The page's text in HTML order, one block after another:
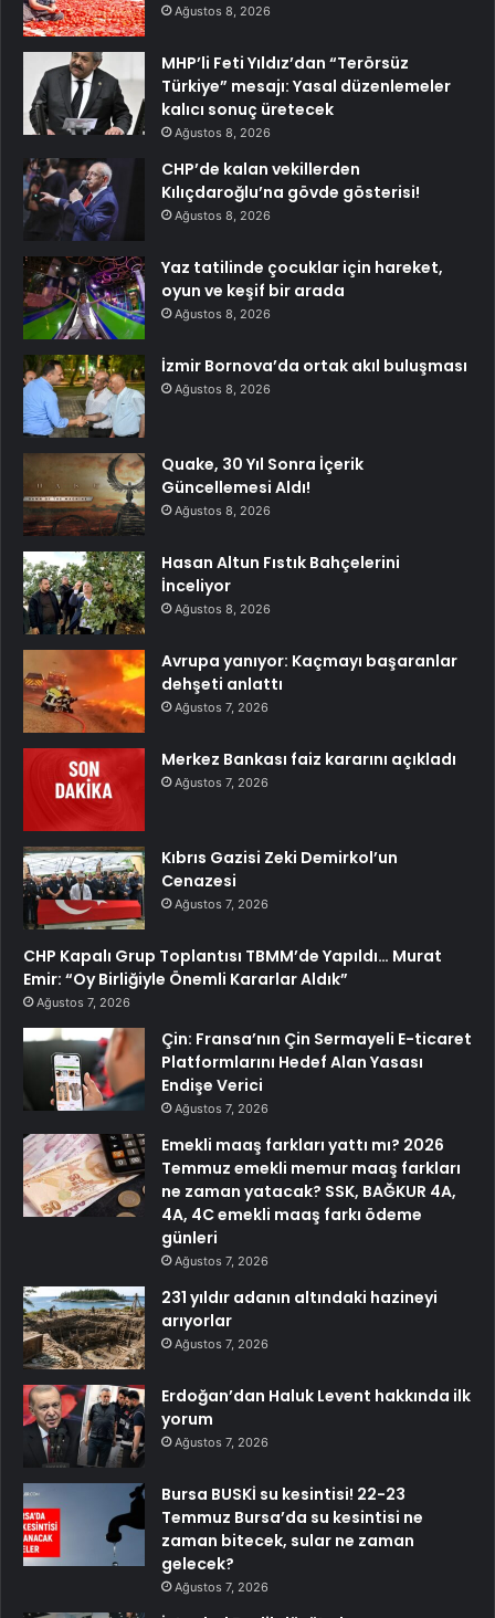
Ağustos 8, 2026
MHP’li Feti Yıldız’dan “Terörsüz
Türkiye” mesajı: Yasal düzenlemeler
kalıcı sonuç üretecek
Ağustos 8, 2026
CHP’de kalan vekillerden
Kılıçdaroğlu’na gövde gösterisi!
Ağustos 8, 2026
Yaz tatilinde çocuklar için hareket,
oyun ve keşif bir arada
Ağustos 8, 2026
İzmir Bornova’da ortak akıl buluşması
Ağustos 8, 2026
Quake, 30 Yıl Sonra İçerik
Güncellemesi Aldı!
Ağustos 8, 2026
Hasan Altun Fıstık Bahçelerini
İnceliyor
Ağustos 8, 2026
Avrupa yanıyor: Kaçmayı başaranlar
dehşeti anlattı
Ağustos 7, 2026
Merkez Bankası faiz kararını açıkladı
Ağustos 7, 2026
Kıbrıs Gazisi Zeki Demirkol’un
Cenazesi
Ağustos 7, 2026
CHP Kapalı Grup Toplantısı TBMM’de Yapıldı… Murat
Emir: “Oy Birliğiyle Önemli Kararlar Aldık”
Ağustos 7, 2026
Çin: Fransa’nın Çin Sermayeli E-ticaret
Platformlarını Hedef Alan Yasası
Endişe Verici
Ağustos 7, 2026
Emekli maaş farkları yattı mı? 2026
Temmuz emekli memur maaş farkları
ne zaman yatacak? SSK, BAĞKUR 4A,
4A, 4C emekli maaş farkı ödeme
günleri
Ağustos 7, 2026
231 yıldır adanın altındaki hazineyi
arıyorlar
Ağustos 7, 2026
Erdoğan’dan Haluk Levent hakkında ilk
yorum
Ağustos 7, 2026
Bursa BUSKİ su kesintisi! 22-23
Temmuz Bursa’da su kesintisi ne
zaman bitecek, sular ne zaman
gelecek?
Ağustos 7, 2026